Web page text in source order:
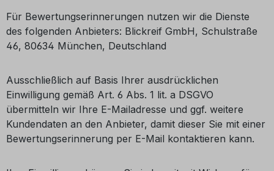
Für Bewertungserinnerungen nutzen wir die Dienste
des folgenden Anbieters: Blickreif GmbH, Schulstraße
46, 80634 München, Deutschland
Ausschließlich auf Basis Ihrer ausdrücklichen
Einwilligung gemäß Art. 6 Abs. 1 lit. a DSGVO
übermitteln wir Ihre E-Mailadresse und ggf. weitere
Kundendaten an den Anbieter, damit dieser Sie mit einer
Bewertungserinnerung per E-Mail kontaktieren kann.